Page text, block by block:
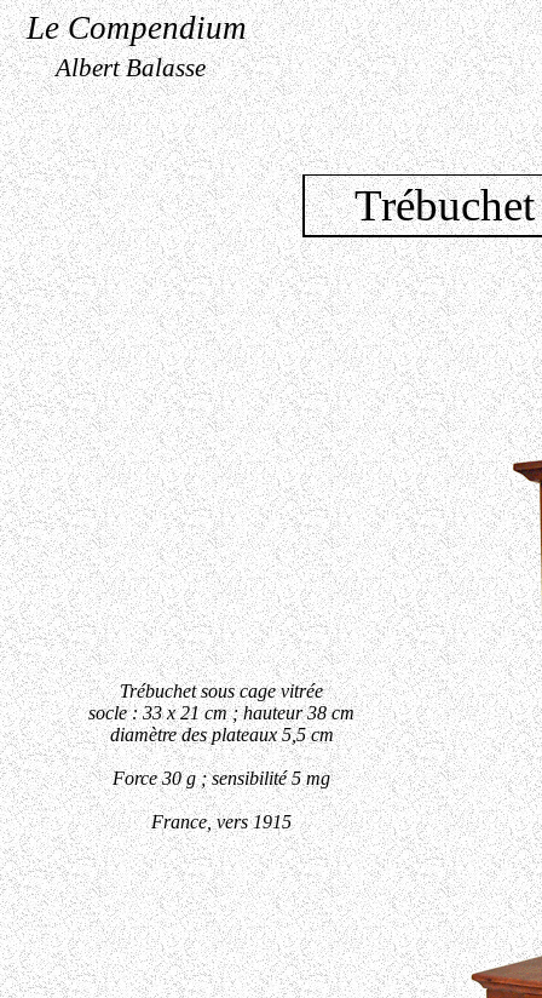
Le Compendium
Albert Balasse
Trébuchet sous cage vitrée
socle : 33 x 21 cm ; hauteur 38 cm
diamètre des plateaux 5,5 cm
Force 30 g ; sensibilité 5 mg
France, vers 1915